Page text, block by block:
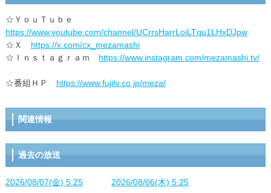
☆ＹｏｕＴｕｂｅ
https://www.youtube.com/channel/UCrrsHarrLoiLTqu1LHxDJpw
☆Ｘ https://x.com/cx_mezamashi
☆Ｉｎｓｔａｇｒａｍ https://www.instagram.com/mezamashi.tv/
☆番組ＨＰ https://www.fujitv.co.jp/meza/
関連情報
過去の放送
2026/08/07(金) 5:25
2026/08/06(木) 5:25